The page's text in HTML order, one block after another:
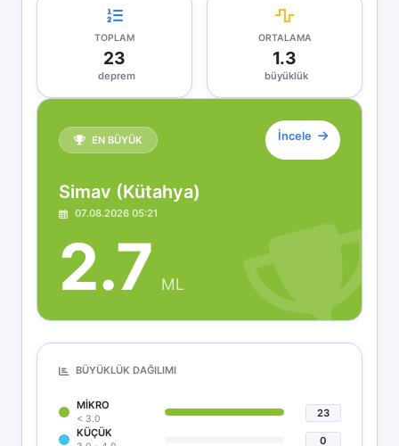
TOPLAM
23
deprem
ORTALAMA
1.3
büyüklük
EN BÜYÜK İncele
Simav (Kütahya)
07.08.2026 05:21
2.7 ML
BÜYÜKLÜK DAĞILIMI
MIKRO
< 3.0
23
KÜÇÜK
0